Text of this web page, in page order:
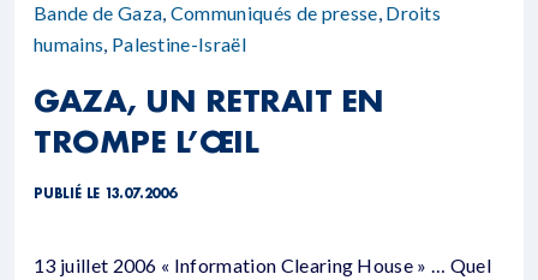
Bande de Gaza, Communiqués de presse, Droits
humains, Palestine-Israël
GAZA, UN RETRAIT EN
TROMPE L’ŒIL
PUBLIÉ LE 13.07.2006
13 juillet 2006 « Information Clearing House » … Quel